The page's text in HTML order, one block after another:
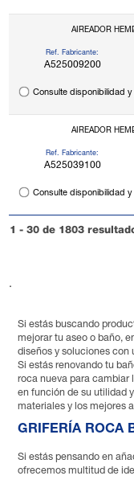
AIREADOR
Ref. Fabricante:
A525009200
Consulte disponibilidad
AIREADOR
Ref. Fabricante:
A525039100
Consulte disponibilidad
1 - 30 de 1803
.
Si estás buscando
mejorar tu aseo o baño,
diseños y soluciones con
Si estás renovando tu
roca nueva para cambiar
en función de su utilidad
materiales y los mejores
GRIFERÍA ROCA
Si estás pensando en
ofrecemos multitud de